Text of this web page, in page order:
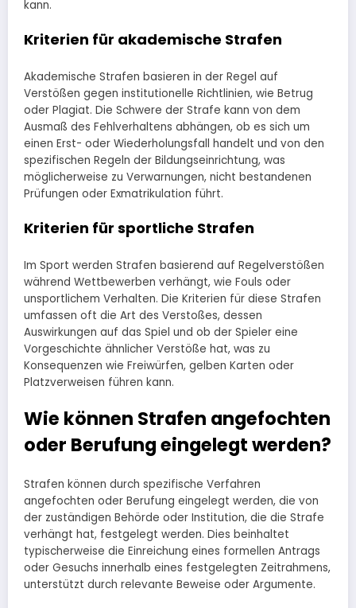
kann.
Kriterien für akademische Strafen
Akademische Strafen basieren in der Regel auf
Verstößen gegen institutionelle Richtlinien, wie Betrug
oder Plagiat. Die Schwere der Strafe kann von dem
Ausmaß des Fehlverhaltens abhängen, ob es sich um
einen Erst- oder Wiederholungsfall handelt und von den
spezifischen Regeln der Bildungseinrichtung, was
möglicherweise zu Verwarnungen, nicht bestandenen
Prüfungen oder Exmatrikulation führt.
Kriterien für sportliche Strafen
Im Sport werden Strafen basierend auf Regelverstößen
während Wettbewerben verhängt, wie Fouls oder
unsportlichem Verhalten. Die Kriterien für diese Strafen
umfassen oft die Art des Verstoßes, dessen
Auswirkungen auf das Spiel und ob der Spieler eine
Vorgeschichte ähnlicher Verstöße hat, was zu
Konsequenzen wie Freiwürfen, gelben Karten oder
Platzverweisen führen kann.
Wie können Strafen angefochten
oder Berufung eingelegt werden?
Strafen können durch spezifische Verfahren
angefochten oder Berufung eingelegt werden, die von
der zuständigen Behörde oder Institution, die die Strafe
verhängt hat, festgelegt werden. Dies beinhaltet
typischerweise die Einreichung eines formellen Antrags
oder Gesuchs innerhalb eines festgelegten Zeitrahmens,
unterstützt durch relevante Beweise oder Argumente.